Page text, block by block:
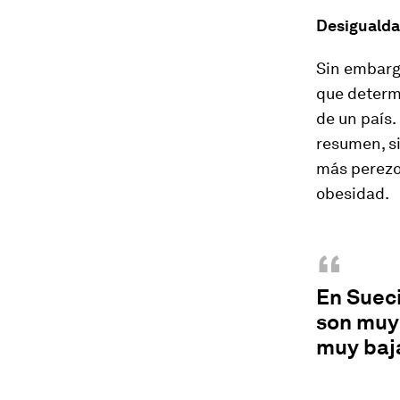
Sin
que
de un
resumen,
más
obesidad.
“
En
son
muy